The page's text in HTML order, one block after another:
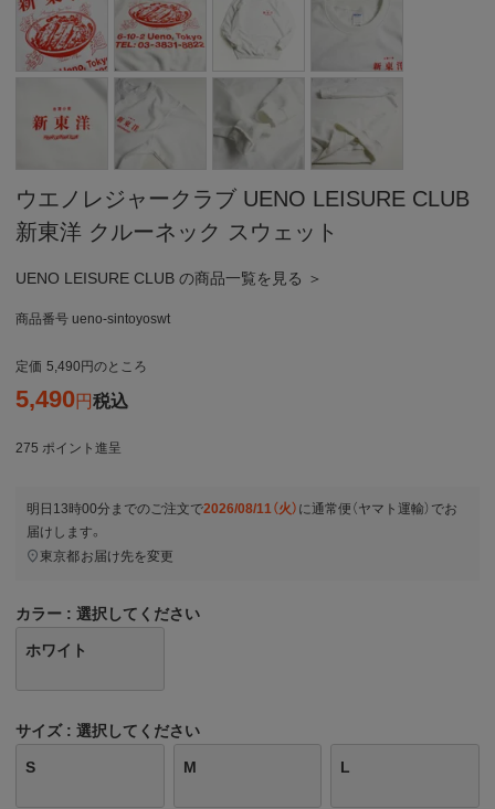
ウエノレジャークラブ UENO LEISURE CLUB
新東洋 クルーネック スウェット
UENO LEISURE CLUB の商品一覧を見る ＞
商品番号 ueno-sintoyoswt
定価 5,490 のところ
5,490 税込
275 ポイント進呈
明日 13時00分 までのご注文で2026/08/11（火） に通常便（ヤマト運輸） でお
届けします。
東京都お届け先を変更
カラー 選択してください
ホワイト
サイズ 選択してください
S M L